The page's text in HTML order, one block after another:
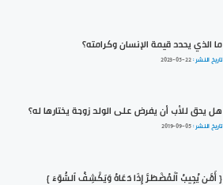
ما الذي يحدد قيمة الإنسان وكرامته؟
تاريخ النشر :2023-05-22
هل يحق للأب أن يفرض على الولد زوجة يختارها له؟
تاريخ النشر :2019-09-05
{ أَمَّن يُجِيبُ ٱلْمُضْطَرَّ إِذَا دَعَاهُ وَيَكْشِفُ ٱلسُّوٓءَ }